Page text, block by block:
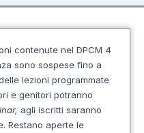
contenute nel DPCM 4
sono sospese fino a
lezioni programmate
e genitori potranno
agli iscritti saranno
Restano aperte le